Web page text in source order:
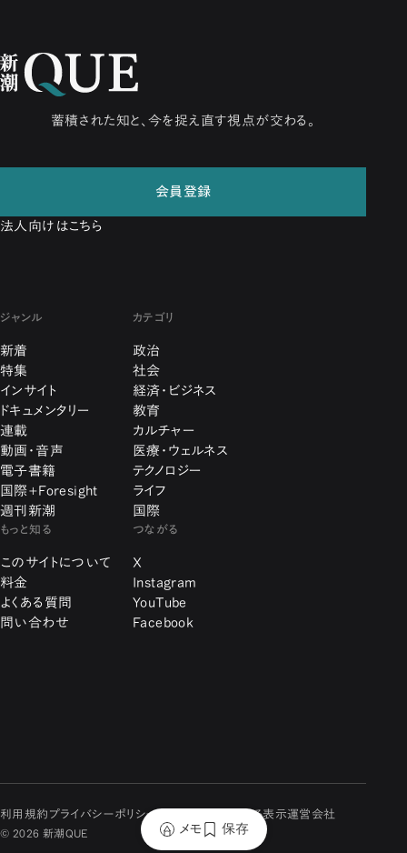
蓄積された知と、今を捉え直す視点が交わる。
会員登録
法人向けはこちら
ジャンル
新着
特集
インサイト
ドキュメンタリー
連載
動画・音声
電子書籍
国際+Foresight
週刊新潮
カテゴリ
政治
社会
経済・ビジネス
教育
カルチャー
医療・ウェルネス
テクノロジー
ライフ
国際
もっと知る
このサイトについて
料金
よくある質問
問い合わせ
つながる
X
Instagram
YouTube
Facebook
利用規約 プライバシーポリシー 特定商取引に関する表示運営会社
© 2026 新潮QUE メモ 保存